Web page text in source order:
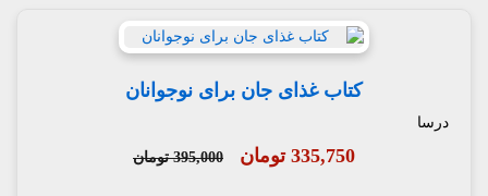
کتاب غذای جان برای نوجوانان
درسا
335,750 تومان 395,000 تومان